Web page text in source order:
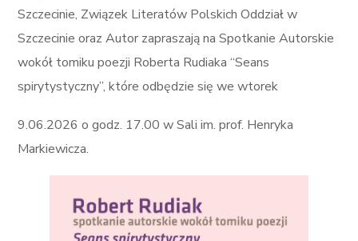
Szczecinie, Związek Literatów Polskich Oddział w
Szczecinie oraz Autor zapraszają na Spotkanie Autorskie
wokół tomiku poezji Roberta Rudiaka “Seans
spirytystyczny”, które odbędzie się we wtorek
9.06.2026 o godz. 17.00 w Sali im. prof. Henryka
Markiewicza.